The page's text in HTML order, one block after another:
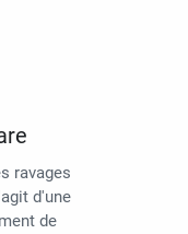
ravages
d'une
de